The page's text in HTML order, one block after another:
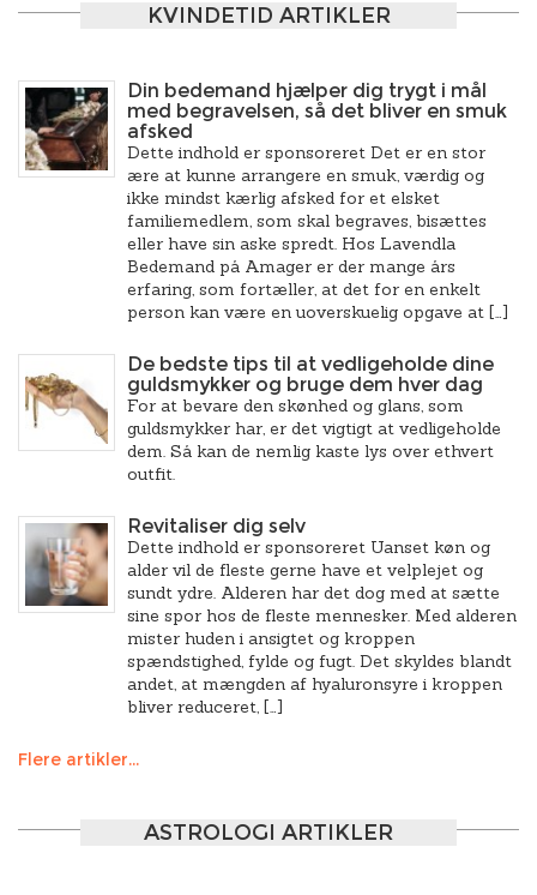
KVINDETID ARTIKLER
Din bedemand hjælper dig trygt i mål
med begravelsen, så det bliver en smuk
afsked
Dette indhold er sponsoreret Det er en stor
ære at kunne arrangere en smuk, værdig og
ikke mindst kærlig afsked for et elsket
familiemedlem, som skal begraves, bisættes
eller have sin aske spredt. Hos Lavendla
Bedemand på Amager er der mange års
erfaring, som fortæller, at det for en enkelt
person kan være en uoverskuelig opgave at […]
De bedste tips til at vedligeholde dine
guldsmykker og bruge dem hver dag
For at bevare den skønhed og glans, som
guldsmykker har, er det vigtigt at vedligeholde
dem. Så kan de nemlig kaste lys over ethvert
outfit.
Revitaliser dig selv
Dette indhold er sponsoreret Uanset køn og
alder vil de fleste gerne have et velplejet og
sundt ydre. Alderen har det dog med at sætte
sine spor hos de fleste mennesker. Med alderen
mister huden i ansigtet og kroppen
spændstighed, fylde og fugt. Det skyldes blandt
andet, at mængden af hyaluronsyre i kroppen
bliver reduceret, […]
Flere artikler...
ASTROLOGI ARTIKLER